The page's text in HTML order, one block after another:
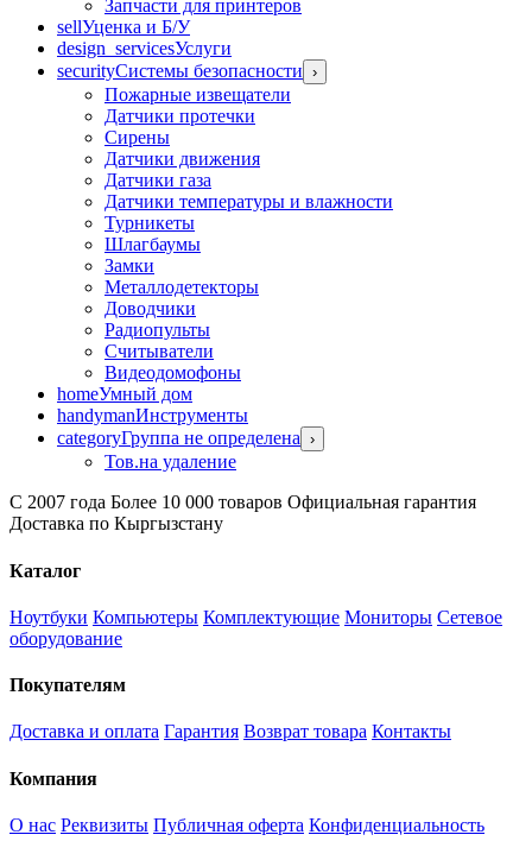
Запчасти для принтеров
sellУценка и Б/У
design_servicesУслуги
securityСистемы безопасности ›
Пожарные извещатели
Датчики протечки
Сирены
Датчики движения
Датчики газа
Датчики температуры и влажности
Турникеты
Шлагбаумы
Замки
Металлодетекторы
Доводчики
Радиопульты
Считыватели
Видеодомофоны
homeУмный дом
handymanИнструменты
categoryГруппа не определена ›
Тов.на удаление
С 2007 года Более 10 000 товаров Официальная гарантия
Доставка по Кыргызстану
Каталог
Ноутбуки Компьютеры Комплектующие Мониторы Сетевое
оборудование
Покупателям
Доставка и оплата Гарантия Возврат товара Контакты
Компания
О нас Реквизиты Публичная оферта Конфиденциальность